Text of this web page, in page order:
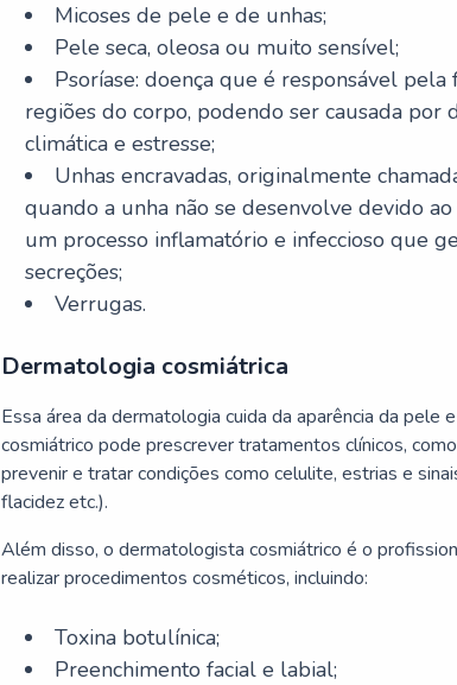
Micoses de pele e de unhas;
Pele seca, oleosa ou muito sensível;
Psoríase: doença que é responsável pela
regiões do corpo, podendo ser causada por
climática e estresse;
Unhas encravadas, originalmente
quando a unha não se desenvolve devido
um processo inflamatório e infeccioso que
secreções;
Verrugas.
Dermatologia cosmiátrica
Essa área da dermatologia cuida da aparência da
cosmiátrico pode prescrever tratamentos clínicos,
prevenir e tratar condições como celulite, estrias e
flacidez etc.).
Além disso, o dermatologista cosmiátrico é o
realizar procedimentos cosméticos, incluindo:
Toxina botulínica;
Preenchimento facial e labial;